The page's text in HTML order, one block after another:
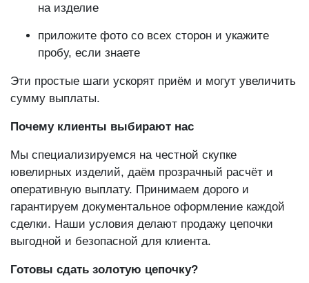
на изделие
приложите фото со всех сторон и укажите
пробу, если знаете
Эти простые шаги ускорят приём и могут увеличить
сумму выплаты.
Почему клиенты выбирают нас
Мы специализируемся на честной скупке
ювелирных изделий, даём прозрачный расчёт и
оперативную выплату. Принимаем дорого и
гарантируем документальное оформление каждой
сделки. Наши условия делают продажу цепочки
выгодной и безопасной для клиента.
Готовы сдать золотую цепочку?